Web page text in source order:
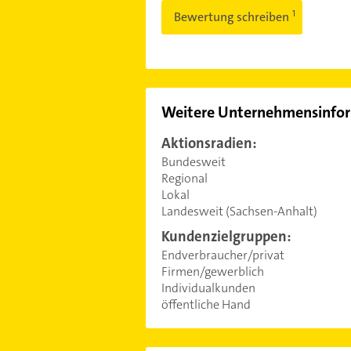
Bewertung schreiben
Weitere
Aktionsradien:
Bundesweit
Regional
Lokal
Landesweit (Sachsen-Anhalt)
Kundenzielgruppen:
Endverbraucher/privat
Firmen/gewerblich
Individualkunden
öffentliche Hand